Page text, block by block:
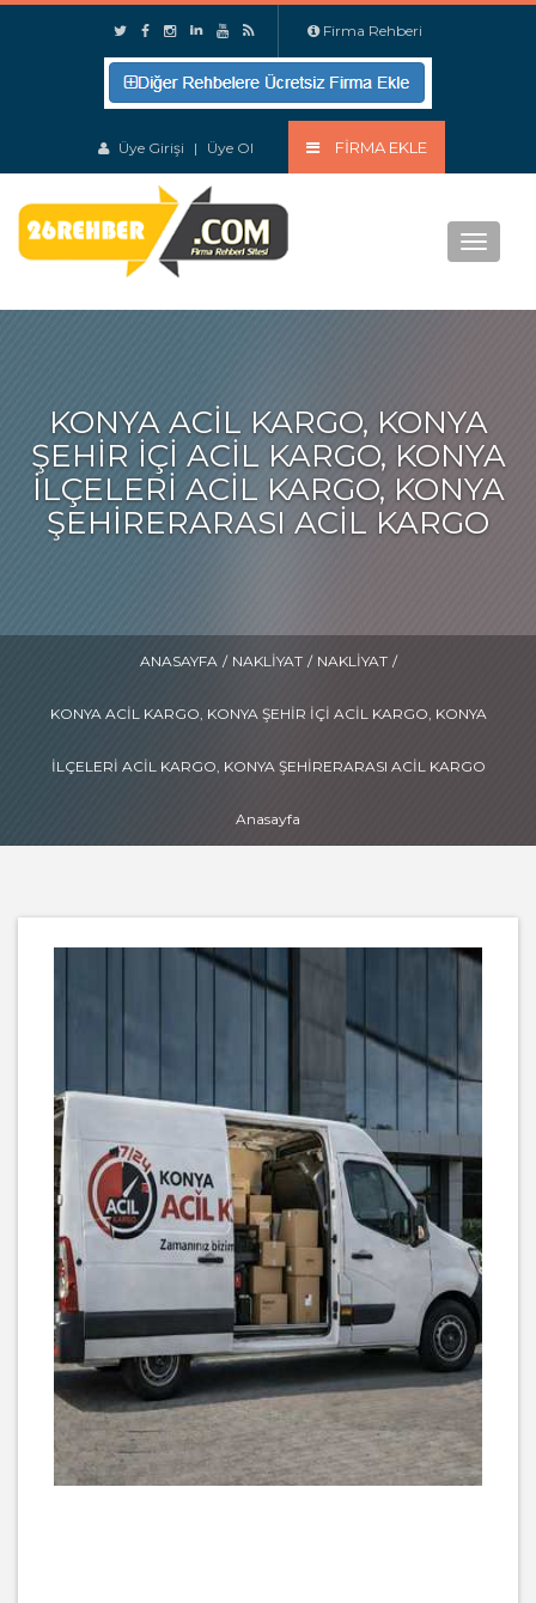
Firma Rehberi
Üye Girişi | Üye Ol FIRMA EKLE
Menu
KONYA ACIL KARGO, KONYA
ŞEHIR IÇI ACIL KARGO, KONYA
ILÇELERI ACIL KARGO, KONYA
ŞEHIRERARASI ACIL KARGO
ANASAYFA / NAKLIYAT / NAKLIYAT /
KONYA ACIL KARGO, KONYA ŞEHIR IÇI ACIL KARGO, KONYA
ILÇELERI ACIL KARGO, KONYA ŞEHIRERARASI ACIL KARGO
Anasayfa